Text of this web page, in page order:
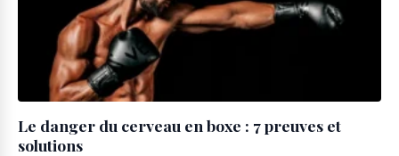
Le danger du cerveau en boxe : 7 preuves et
solutions